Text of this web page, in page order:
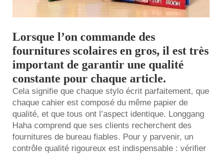
Lorsque l’on commande des
fournitures scolaires en gros, il est très
important de garantir une qualité
constante pour chaque article.
Cela signifie que chaque stylo écrit parfaitement, que
chaque cahier est composé du même papier de
qualité, et que tous ont l’aspect identique. Longgang
Haha comprend que ses clients recherchent des
fournitures de bureau fiables. Pour y parvenir, un
contrôle qualité rigoureux est indispensable : vérifier